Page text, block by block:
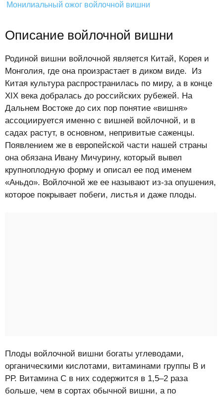
Монилиальный ожог войлочной вишни
Описание войлочной вишни
Родиной вишни войлочной является Китай, Корея и
Монголия, где она произрастает в диком виде. Из
Китая культура распространилась по миру, а в конце
ХIХ века добралась до российских рубежей. На
Дальнем Востоке до сих пор понятие «вишня»
ассоциируется именно с вишней войлочной, и в
садах растут, в основном, непривитые саженцы.
Появлением же в европейской части нашей страны
она обязана Ивану Мичурину, который вывел
крупноплодную форму и описал ее под именем
«Аньдо». Войлочной же ее называют из-за опушения,
которое покрывает побеги, листья и даже плоды.
Плоды войлочной вишни богаты углеводами,
органическими кислотами, витаминами группы В и
РР. Витамина С в них содержится в 1,5–2 раза
больше, чем в сортах обычной вишни, а по